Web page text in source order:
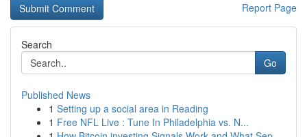
Report Page
Search
Go
Published News
1 Setting up a social area in Reading
1 Free NFL Live : Tune In Philadelphia vs. N...